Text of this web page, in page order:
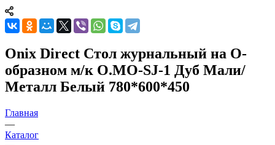
Onix Direct Стол журнальный на О-
образном м/к O.MO-SJ-1 Дуб Мали/
Металл Белый 780*600*450
Главная
—
Каталог